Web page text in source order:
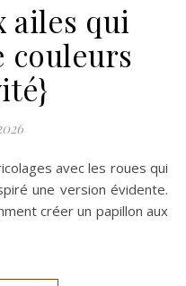
ailes qui
couleurs
une version évidente.
créer un papillon aux